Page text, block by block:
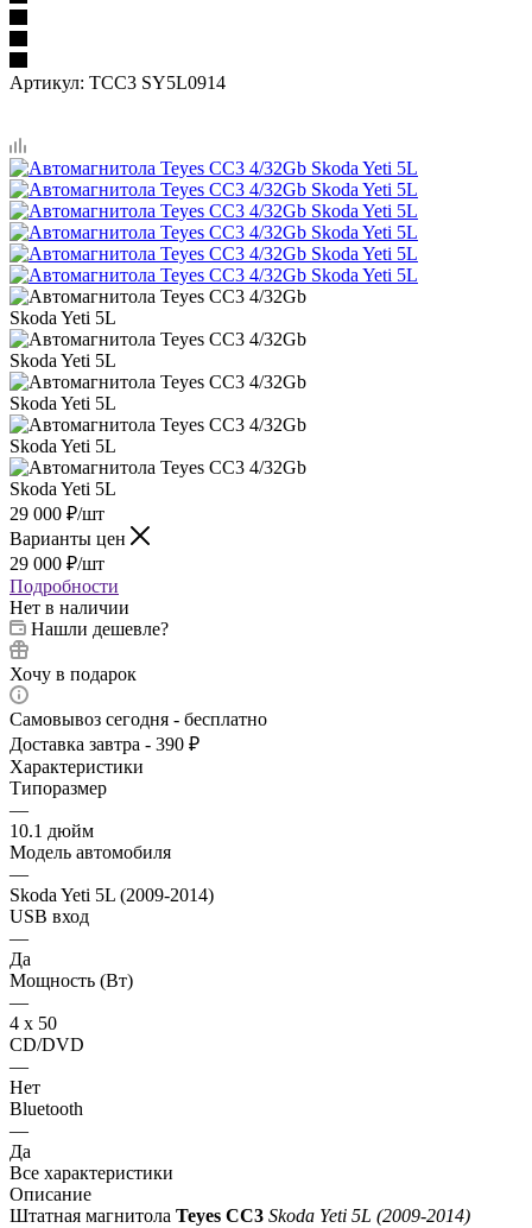
Артикул: TCC3 SY5L0914
29 000 ₽/шт
Варианты цен
29 000 ₽/шт
Подробности
Нет в наличии
Нашли дешевле?
Хочу в подарок
Самовывоз сегодня - бесплатно
Доставка завтра - 390 ₽
Характеристики
Типоразмер
—
10.1 дюйм
Модель автомобиля
—
Skoda Yeti 5L (2009-2014)
USB вход
—
Да
Мощность (Вт)
—
4 х 50
CD/DVD
—
Нет
Bluetooth
—
Да
Все характеристики
Описание
Штатная магнитола Teyes СС3 Skoda Yeti 5L (2009-2014)